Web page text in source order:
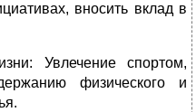
вносить вклад в
Увлечение спортом,
физического и